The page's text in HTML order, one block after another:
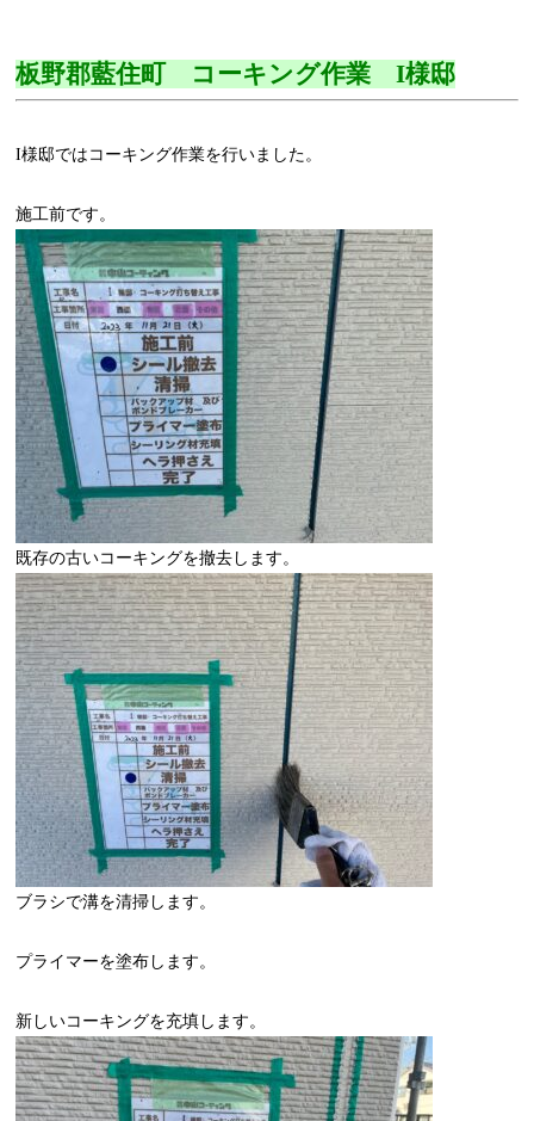
板野郡藍住町 コーキング作業 I様邸
I様邸ではコーキング作業を行いました。
施工前です。
既存の古いコーキングを撤去します。
ブラシで溝を清掃します。
プライマーを塗布します。
新しいコーキングを充填します。